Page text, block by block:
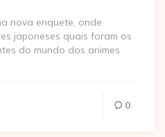
nova enquete, onde
japoneses quais foram os
do mundo dos animes
0